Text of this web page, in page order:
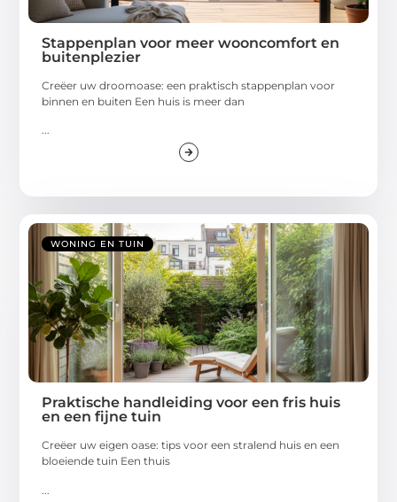
Stappenplan voor meer wooncomfort en
buitenplezier
Creëer uw droomoase: een praktisch stappenplan voor
binnen en buiten Een huis is meer dan
...
WONING EN TUIN
Praktische handleiding voor een fris huis
en een fijne tuin
Creëer uw eigen oase: tips voor een stralend huis en een
bloeiende tuin Een thuis